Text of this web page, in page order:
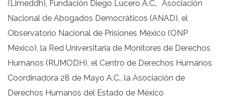
(Limeddh), Fundación Diego Lucero A.C., Asociación
Nacional de Abogados Democráticos (ANAD), el
Observatorio Nacional de Prisiones México (ONP
México), la Red Universitaria de Monitores de Derechos
Humanos (RUMODH), el Centro de Derechos Humanos
Coordinadora 28 de Mayo A.C., la Asociación de
Derechos Humanos del Estado de México